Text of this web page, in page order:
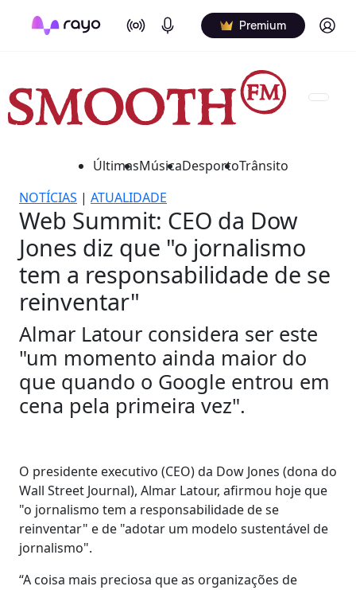
On Air Podcasts Premium Log in
ÚltimasMúsicaDesportoTrânsito
NOTÍCIAS | ATUALIDADE
Web Summit: CEO da Dow
Jones diz que "o jornalismo
tem a responsabilidade de se
reinventar"
Almar Latour considera ser este
"um momento ainda maior do
que quando o Google entrou em
cena pela primeira vez".
O presidente executivo (CEO) da Dow Jones (dona do
Wall Street Journal), Almar Latour, afirmou hoje que
"o jornalismo tem a responsabilidade de se
reinventar" e de "adotar um modelo sustentável de
jornalismo".
“A coisa mais preciosa que as organizações de